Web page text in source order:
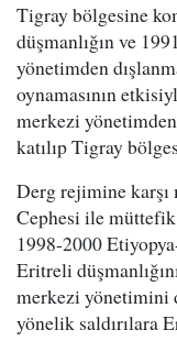
Tigray bölgesine
düşmanlığın ve
yönetimden
oynamasının
merkezi
katılıp Tigray
Derg rejimine
Cephesi ile
1998-2000
Eritreli
merkezi yönetimini
yönelik saldırılara